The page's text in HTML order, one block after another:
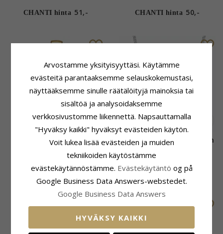
CHANTI hinta 51,- CHANTI hinta 50,-
Sydän ääretön-merkki
hopeaa
CHANTI hinta 46,-
Kaulaketju hopeaa ääretön
CHANTI hinta 47,-
Arvostamme yksityisyyttäsi. Käytämme
evästeitä parantaaksemme selauskokemustasi,
näyttääksemme sinulle räätälöityjä mainoksia tai
sisältöä ja analysoidaksemme
verkkosivustomme liikennettä. Napsauttamalla
"Hyväksy kaikki" hyväksyt evästeiden käytön.
Voit lukea lisää evästeiden ja muiden
tekniikoiden käytöstämme
evästekäytännöstämme. Evästekäytäntö og på
Google Business Data Answers-webstedet.
Google Business Data Answers
HYVÄKSY KAIKKI